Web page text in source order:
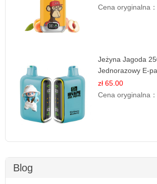
Cena oryginalna
Jeżyna Jagoda
Jednorazowy E-
Leśnych Owoców
zł 65.00
Cena oryginalna
Blog